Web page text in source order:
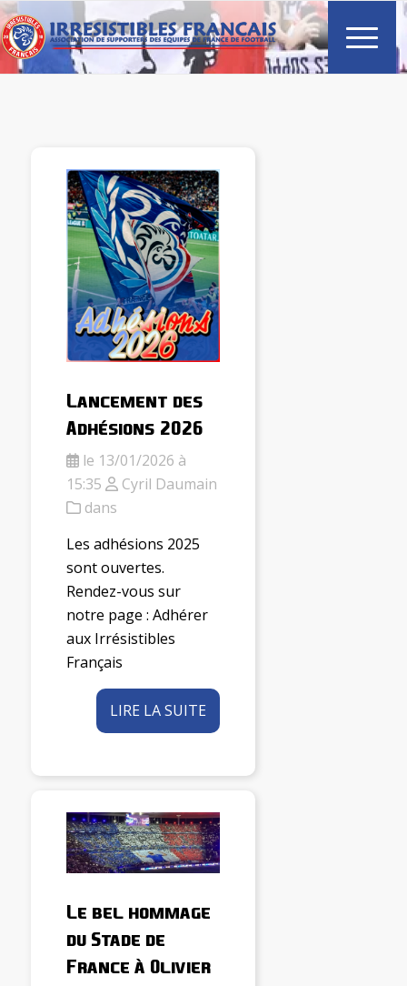
Lancement des
Adhésions 2026
le 13/01/2026 à
15:35
Cyril Daumain
dans
Les adhésions 2025
sont ouvertes.
Rendez-vous sur
notre page : Adhérer
aux Irrésistibles
Français
LIRE LA SUITE
Le bel hommage
du Stade de
France à Olivier